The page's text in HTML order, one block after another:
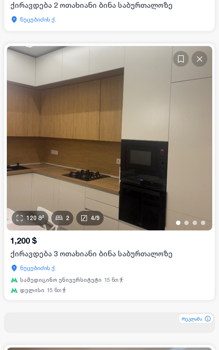
ქირავდება 2 ოთახიანი ბინა საბურთალოზე
ნუცუბიძის ქ.
• • • •
120 მ² 2 4/9
1,200 $
ქირავდება 3 ოთახიანი ბინა საბურთალოზე
ნუცუბიძის ქ.
სამედიცინო უნივერსიტეტი 15 წთ
დელისი 15 წთ
რეკლამა
რეკლამა
რეკლამა